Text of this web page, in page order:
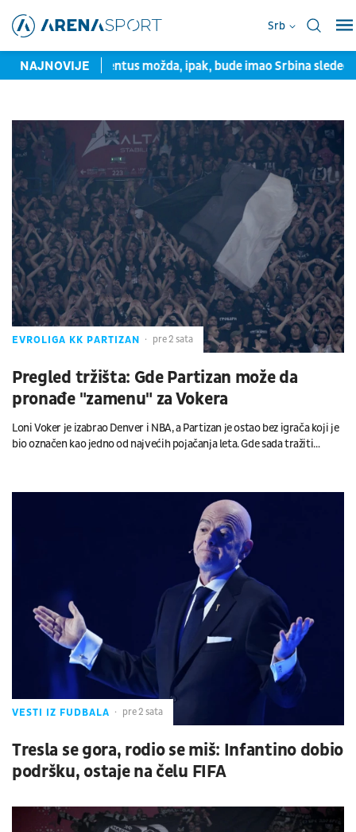
Srb
NAJNOVIJE
možda, ipak, bude imao Srbina sledeće sezone: "Stara
EVROLIGA KK PARTIZAN pre 2 sata
Pregled tržišta: Gde Partizan može da
pronađe "zamenu" za Vokera
Loni Voker je izabrao Denver i NBA, a Partizan je ostao bez igrača koji je
bio označen kao jedno od najvećih pojačanja leta. Gde sada tražiti
VESTI IZ FUDBALA pre 2 sata
Tresla se gora, rodio se miš: Infantino dobio
podršku, ostaje na čelu FIFA